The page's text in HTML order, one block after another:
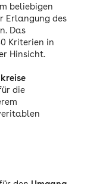
beliebigen
Erlangung des
Das
Kriterien in
Hinsicht.
die